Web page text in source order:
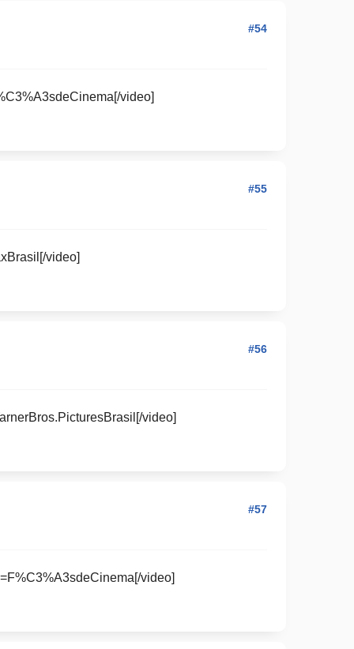
#54
video]
#55
video]
#56
video]
#57
video]